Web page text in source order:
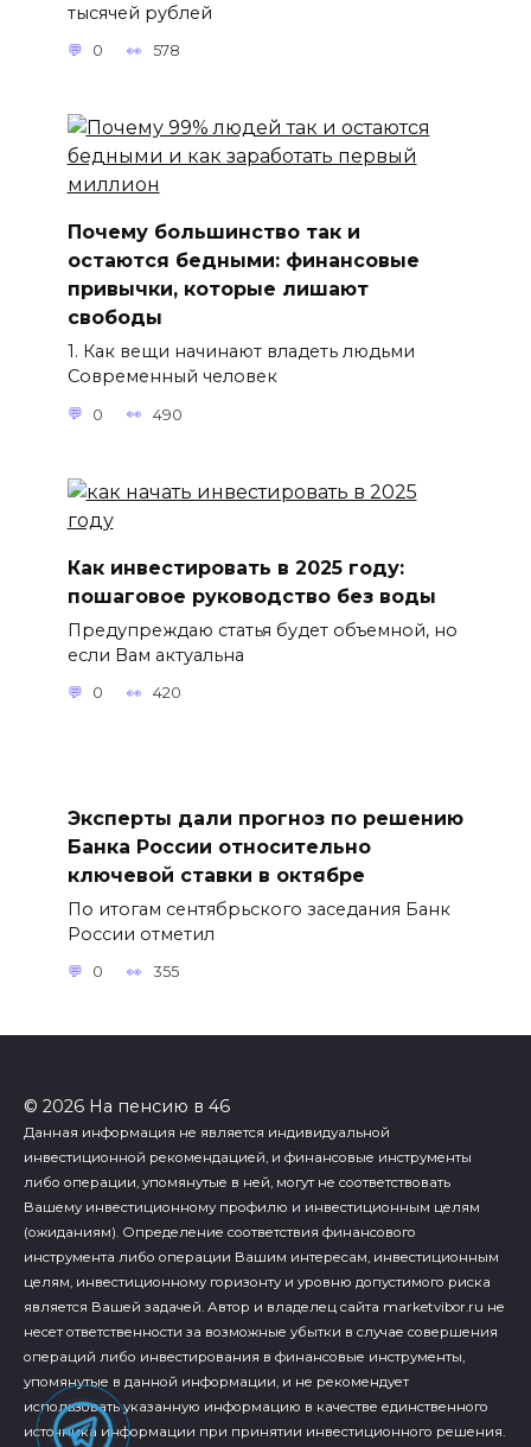
тысячей рублей
0 578
Почему большинство так и
остаются бедными: финансовые
привычки, которые лишают
свободы
1. Как вещи начинают владеть людьми
Современный человек
0 490
Как инвестировать в 2025 году:
пошаговое руководство без воды
Предупреждаю статья будет объемной, но
если Вам актуальна
0 420
Эксперты дали прогноз по решению
Банка России относительно
ключевой ставки в октябре
По итогам сентябрьского заседания Банк
России отметил
0 355
© 2026 На пенсию в 46
Данная информация не является индивидуальной
инвестиционной рекомендацией, и финансовые инструменты
либо операции, упомянутые в ней, могут не соответствовать
Вашему инвестиционному профилю и инвестиционным целям
(ожиданиям). Определение соответствия финансового
инструмента либо операции Вашим интересам, инвестиционным
целям, инвестиционному горизонту и уровню допустимого риска
является Вашей задачей. Автор и владелец сайта marketvibor.ru не
несет ответственности за возможные убытки в случае совершения
операций либо инвестирования в финансовые инструменты,
упомянутые в данной информации, и не рекомендует
использовать указанную информацию в качестве единственного
источника информации при принятии инвестиционного решения.